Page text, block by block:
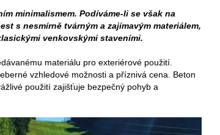
minimalismem. Podíváme-li se však na
s nesmírně tvárným a zajímavým materiálem,
venkovskými staveními.
materiálu pro exteriérové použití.
vzhledové možnosti a příznivá cena. Beton
použití zajišťuje bezpečný pohyb a